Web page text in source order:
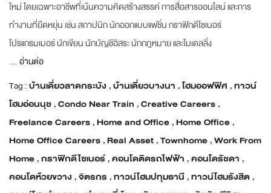
ใหม่ โดยเฉพาะอาชีพที่เน้นความคิดสร้างสรรค์ การสื่อสารออนไลน์ และการ
ทำงานที่ยืดหยุ่น เช่น สถาปนิก นักออกแบบแฟชั่น กราฟิกดีไซเนอร์
โปรแกรมเมอร์ นักเขียน นักบัญชีอิสระ นักกฎหมาย และโมเดลลิ่ง
... อ่านต่อ
Tag :บ้านเดี่ยวลาดกระบัง ,บ้านเดี่ยวบางนา ,โฮมออฟฟิศ ,ทาวน์
โฮมอ่อนนุช ,Condo Near Train ,Creative Careers ,
Freelance Careers ,Home and Office ,Home Office ,
Home Office Careers ,Real Asset ,Townhome ,Work From
Home ,กราฟิกดีไซเนอร์ ,คอนโดติดรถไฟฟ้า ,คอนโดรัชดา ,
คอนโดห้วยขวาง ,จิตรกร ,ทาวน์โฮมปทุมธานี ,ทาวน์โฮมรังสิต ,